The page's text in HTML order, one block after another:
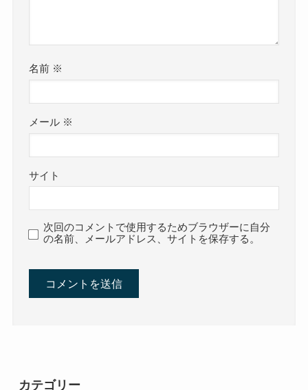
名前 ※
メール ※
サイト
次回のコメントで使用するためブラウザーに自分
の名前、メールアドレス、サイトを保存する。
カテゴリー